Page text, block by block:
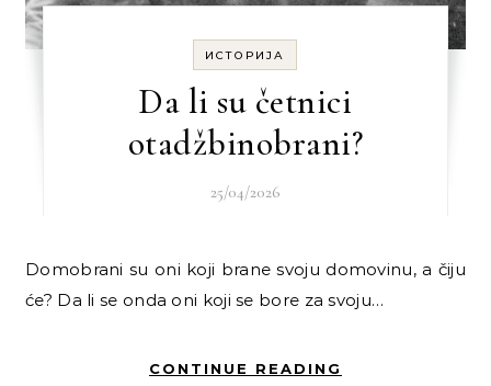
ИСТОРИЈА
Da li su četnici
otadžbinobrani?
25/04/2026
Domobrani su oni koji brane svoju domovinu, a čiju
će? Da li se onda oni koji se bore za svoju…
CONTINUE READING